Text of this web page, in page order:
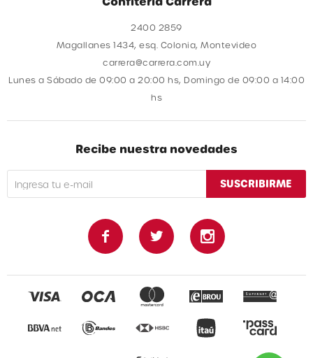
2400 2859
Magallanes 1434, esq. Colonia, Montevideo
carrera@carrera.com.uy
Lunes a Sábado de 09:00 a 20:00 hs, Domingo de 09:00 a 14:00
hs
Recibe nuestra novedades
SUSCRIBIRME
  